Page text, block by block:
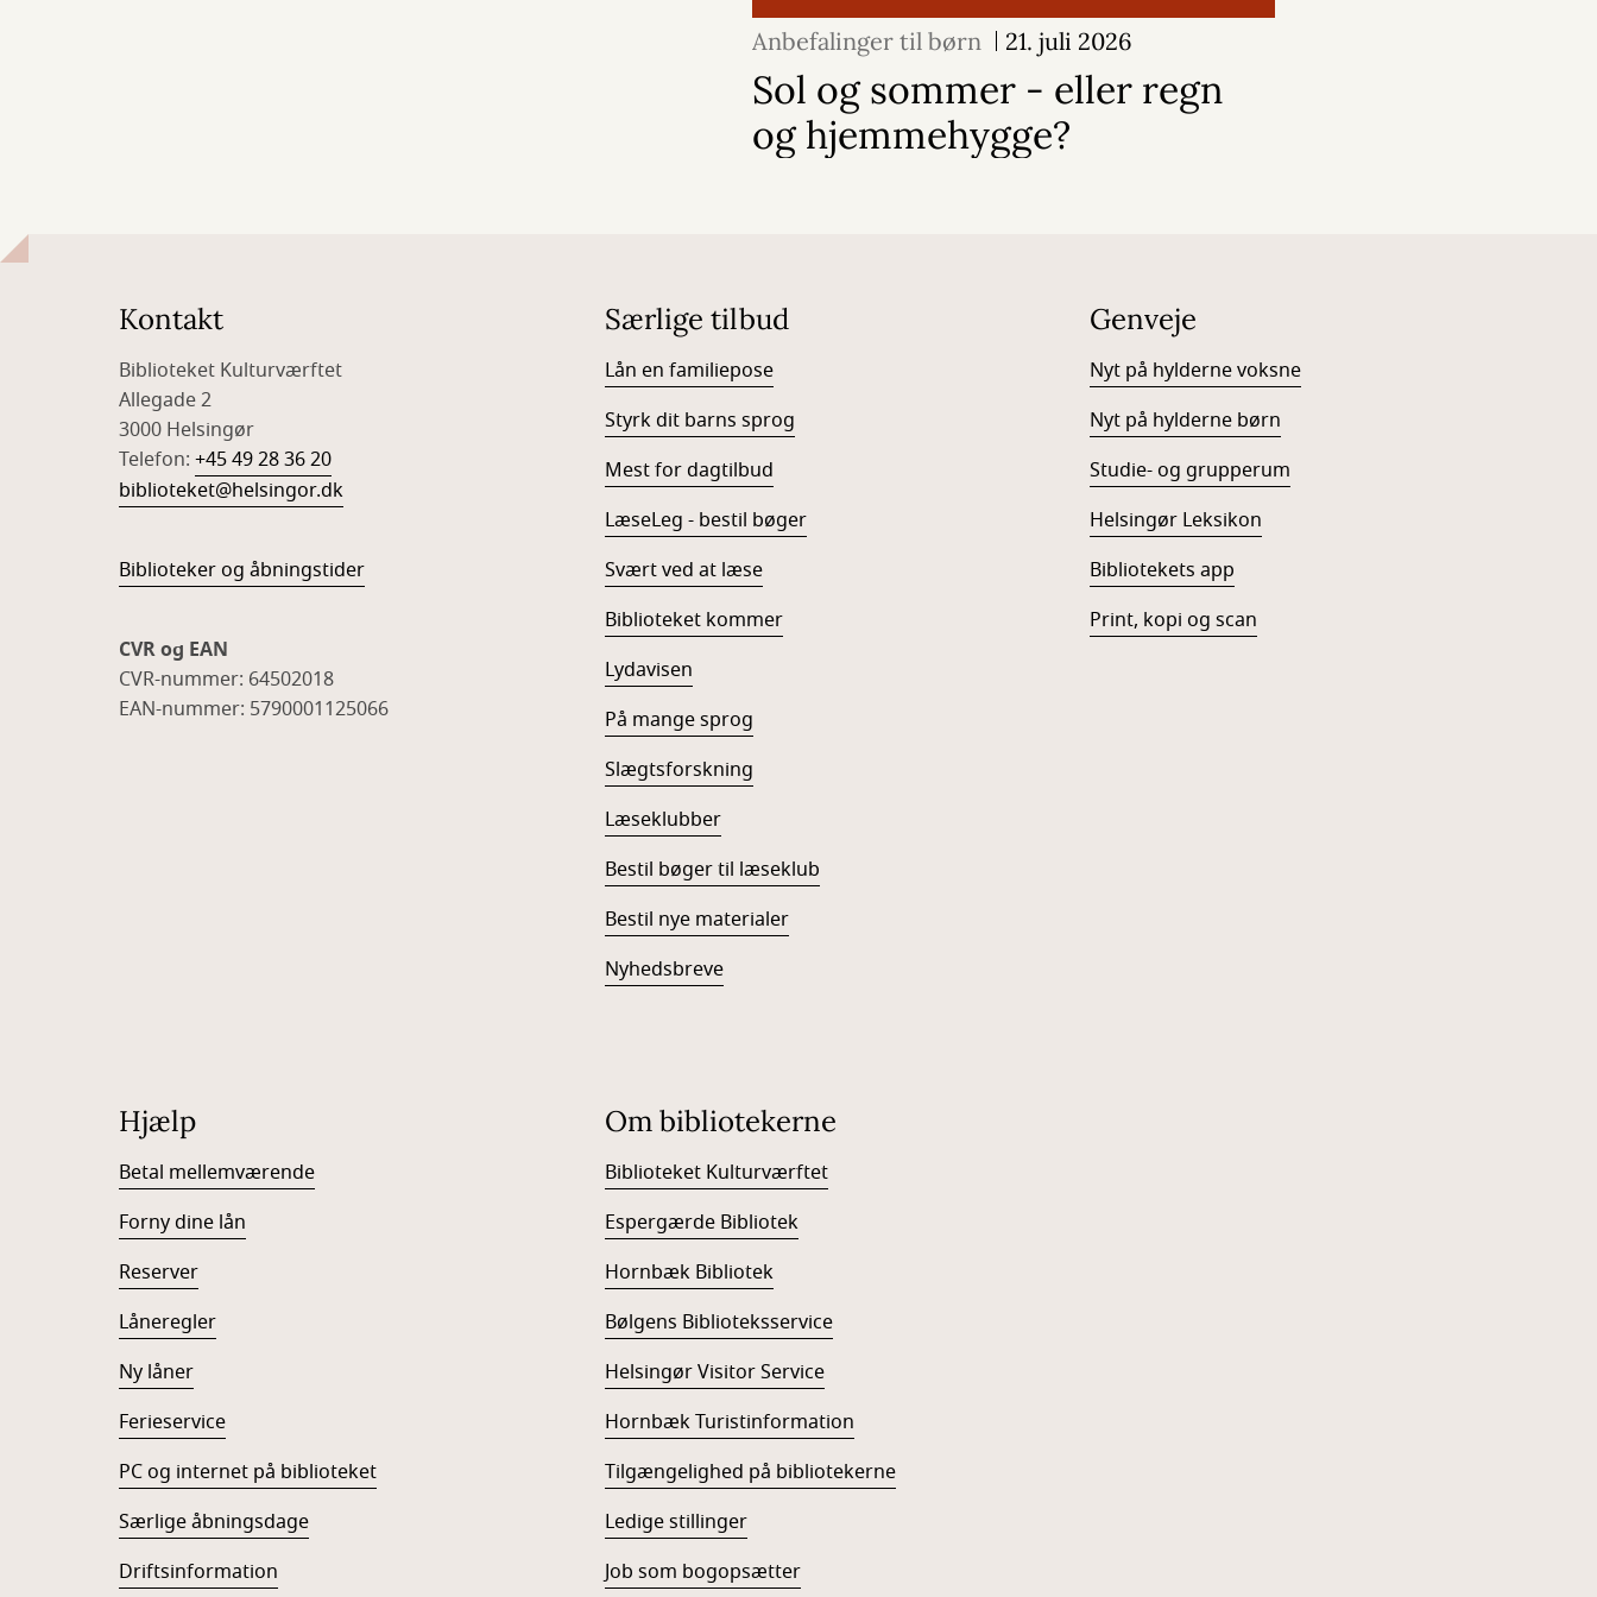
Anbefalinger til børn 21. juli 2026
Sol og sommer - eller regn
og hjemmehygge?
Kontakt
Biblioteket Kulturværftet
Allegade 2
3000 Helsingør
Telefon: +45 49 28 36 20
biblioteket@helsingor.dk
Biblioteker og åbningstider
CVR og EAN
CVR-nummer: 64502018
EAN-nummer: 5790001125066
Særlige tilbud
Lån en familiepose
Styrk dit barns sprog
Mest for dagtilbud
LæseLeg - bestil bøger
Svært ved at læse
Biblioteket kommer
Lydavisen
På mange sprog
Slægtsforskning
Læseklubber
Bestil bøger til læseklub
Bestil nye materialer
Nyhedsbreve
Genveje
Nyt på hylderne voksne
Nyt på hylderne børn
Studie- og grupperum
Helsingør Leksikon
Bibliotekets app
Print, kopi og scan
Hjælp
Betal mellemværende
Forny dine lån
Reserver
Låneregler
Ny låner
Ferieservice
PC og internet på biblioteket
Særlige åbningsdage
Driftsinformation
Om bibliotekerne
Biblioteket Kulturværftet
Espergærde Bibliotek
Hornbæk Bibliotek
Bølgens Biblioteksservice
Helsingør Visitor Service
Hornbæk Turistinformation
Tilgængelighed på bibliotekerne
Ledige stillinger
Job som bogopsætter